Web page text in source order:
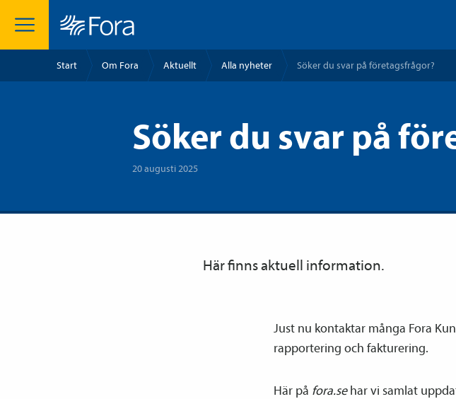
Start Om Fora Aktuellt Alla nyheter Söker du svar på företagsfrågor?
Söker du svar på
20 augusti 2025
Här finns aktuell information.
Just nu kontaktar många Fora
rapportering och fakturering.
Här på fora.sehar vi samlat